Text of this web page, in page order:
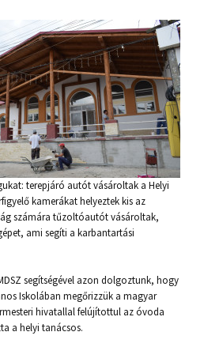
terepjáró autót vásároltak a Helyi
kamerákat helyeztek kis az
számára tűzoltóautót vásároltak,
ami segíti a karbantartási
segítségével azon dolgoztunk, hogy
Iskolában megőrizzük a magyar
hivatallal felújítottul az óvoda
a helyi tanácsos.